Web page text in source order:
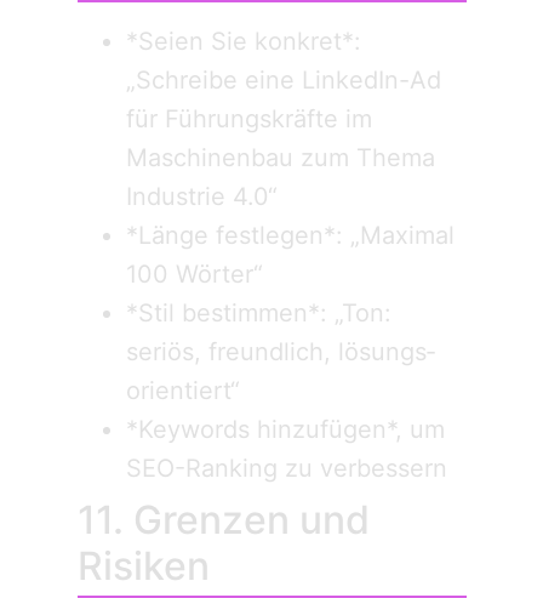
*Seien Sie konkret*:
„Schreibe eine LinkedIn-Ad
für Führungskräfte im
Maschinenbau zum Thema
Industrie 4.0“
*Länge festlegen*: „Maximal
100 Wörter“
*Stil bestimmen*: „Ton:
seriös, freundlich, lösungs­
orientiert“
*Keywords hinzufügen*, um
SEO-Ranking zu verbessern
11. Grenzen und
Risiken